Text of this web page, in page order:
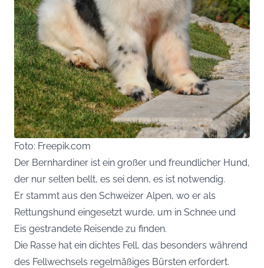
Foto: Freepik.com
Der Bernhardiner ist ein großer und freundlicher Hund,
der nur selten bellt, es sei denn, es ist notwendig.
Er stammt aus den Schweizer Alpen, wo er als
Rettungshund eingesetzt wurde, um in Schnee und
Eis gestrandete Reisende zu finden.
Die Rasse hat ein dichtes Fell, das besonders während
des Fellwechsels regelmäßiges Bürsten erfordert.